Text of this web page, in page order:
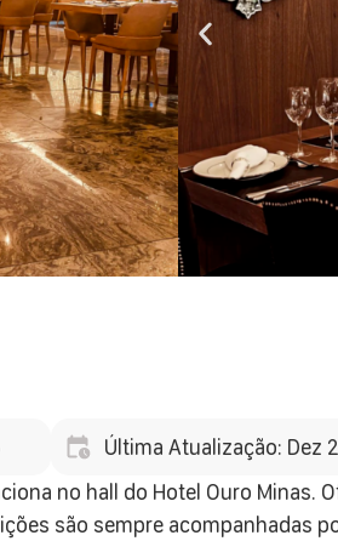
Última Atualização: Dez
no hall do Hotel Ouro Minas.
são sempre acompanhadas